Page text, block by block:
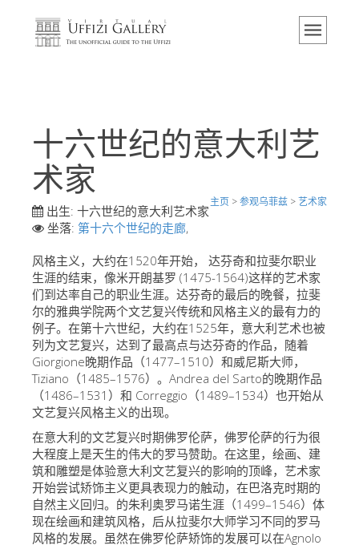
主页
活动 & 展览
联系我们
参观乌菲兹
现在预定
虚拟之旅
杰作
展示室
艺术家
新展示室厅
佛罗伦萨博物馆
巴杰罗美术馆
学院美术馆
巴拉丁画廊
十六世纪的意大利艺
术家
主页 >参观乌菲兹 >艺术家
出生: 十六世纪的意大利艺术家
坐落: 第十六个世纪的走廊,
风格主义，大约在1520年开始， 达芬奇和拉斐尔职业
生涯的结束，像米开朗基罗 (1475-1564)这样的艺术家
们到达率自己的职业生涯。达芬奇的最后的晚餐，拉斐
尔的雅典学院两个文艺复兴传统和风格主义的最有力的
例子。在第十六世纪，大约在1525年，意大利艺术也被
列为文艺复兴，达到了最高点与达芬奇的作品，随着
Giorgione晚期作品（1477–1510）和威尼斯大师，
Tiziano（1485–1576）。Andrea del Sarto的晚期作品
（1486–1531）和 Correggio（1489–1534）也开始从
文艺复兴风格主义的出现。
在意大利的文艺复兴时期佛罗伦萨，佛罗伦萨的行为很
大程度上是天生的伟大的罗马赞助。在这里，绘画、建
筑和雕塑是体验意大利文艺复兴的影响的顶峰，艺术家
开始尝试矫饰主义更具表现力的触动，在巴洛克时期的
自然主义回归。的朱利奥罗马诺生涯（1499–1546）体
现在绘画和建筑风格，后从拉斐尔大师学习不同的罗马
风格的发展。虽然在佛罗伦萨矫饰的发展可以在Agnolo